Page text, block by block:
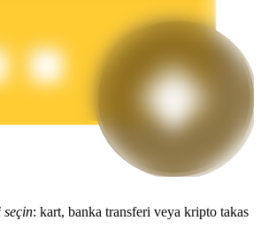
ödüller kazanın
seçin: kart, banka transferi veya kripto takas